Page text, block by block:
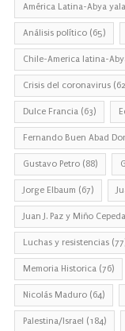
América Latina-Abya yala
Análisis político (65)
Chile-America latina-
Crisis del coronavirus
Dulce Francia (63)
Fernando Buen Abad
Gustavo Petro (88)
Jorge Elbaum (67)
Juan J. Paz y Miño Cepeda
Luchas y resistencias
Memoria Historica (76)
Nicolás Maduro (64)
Palestina/Israel (184)